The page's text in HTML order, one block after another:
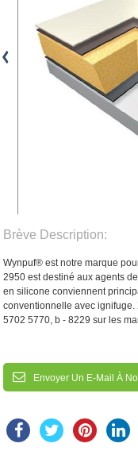
Brève Description:
Wynpuf® est notre marque
2950 est destiné aux agents
en silicone conviennent
conventionnelle avec
5702 5770, b - 8229 sur les
Envoyer Un E-Mail À